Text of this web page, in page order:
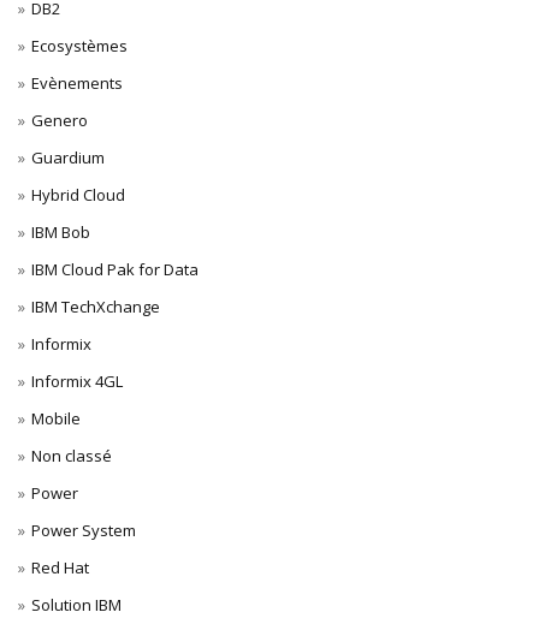
DB2
Ecosystèmes
Evènements
Genero
Guardium
Hybrid Cloud
IBM Bob
IBM Cloud Pak for Data
IBM TechXchange
Informix
Informix 4GL
Mobile
Non classé
Power
Power System
Red Hat
Solution IBM